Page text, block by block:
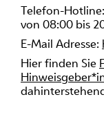
Telefon-
von 08:00 bis
E-Mail Adresse:
Hier finden Sie